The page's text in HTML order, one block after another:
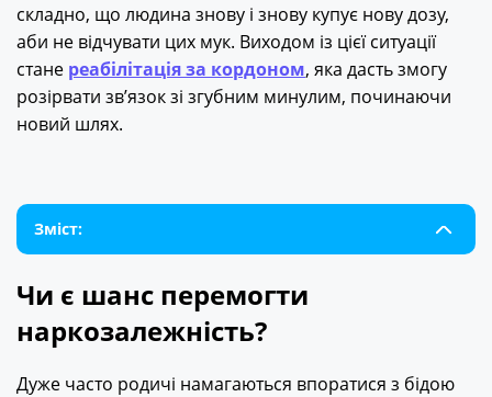
складно, що людина знову і знову купує нову дозу,
аби не відчувати цих мук. Виходом із цієї ситуації
стане реабілітація за кордоном, яка дасть змогу
розірвати зв’язок зі згубним минулим, починаючи
новий шлях.
Зміст:
Чи є шанс перемогти
наркозалежність?
Дуже часто родичі намагаються впоратися з бідою